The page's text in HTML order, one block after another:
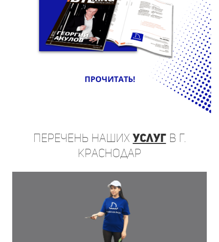
ПРОЧИТАТЬ!
Перечень нашихуслугв г.
Краснодар